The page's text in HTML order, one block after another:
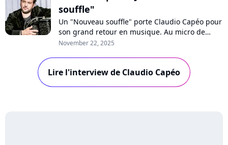
souffle"
Un "Nouveau souffle" porte Claudio Capéo pour
son grand retour en musique. Au micro de
Purecharts, le chanteur se livre sur le "coup de
cinquième album et partage son regard de
père sur le temps qui passe, thème central
d'un disque qui se veut "populaire".
November 22, 2025
Lire l'interview de Claudio Capéo